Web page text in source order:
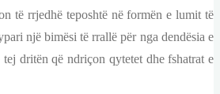
të rrjedhë teposhtë në formën e lumit të
një bimësi të rrallë për nga dendësia e
dritën që ndriçon qytetet dhe fshatrat e